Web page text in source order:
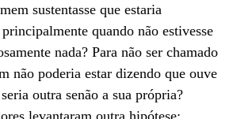
sustentasse que estaria
quando não estivesse
nada? Para não ser chamado
não poderia estar dizendo que ouve
outra senão a sua própria?
levantaram outra hipótese: